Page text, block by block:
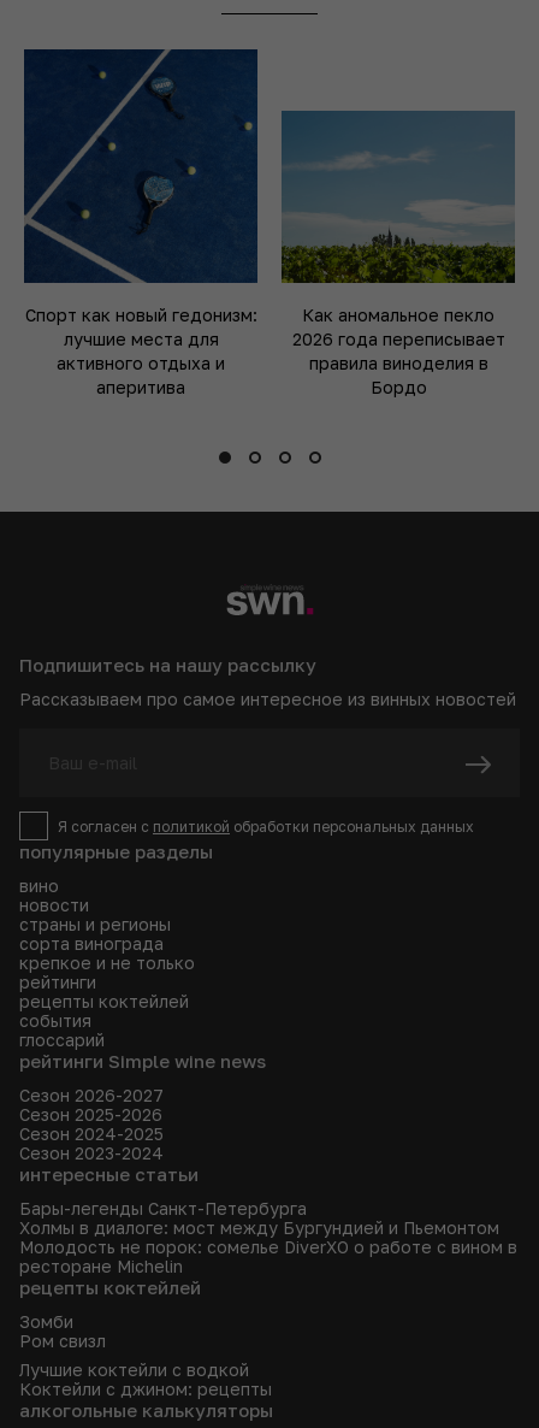
Спорт как новый гедонизм:
лучшие места для
активного отдыха и
аперитива
Как аномальное пекло
2026 года переписывает
правила виноделия в
Бордо
популярные разделы
вино
новости
страны и регионы
сорта винограда
крепкое и не только
рейтинги
рецепты коктейлей
события
глоссарий
рейтинги Simple wine news
Сезон 2026-2027
Сезон 2025-2026
Сезон 2024-2025
Сезон 2023-2024
интересные статьи
Бары-легенды Санкт-Петербурга
Холмы в диалоге: мост между Бургундией и Пьемонтом
Молодость не порок: сомелье DiverXO о работе с вином в
ресторане Michelin
рецепты коктейлей
Зомби
Ром свизл
Лучшие коктейли с водкой
Коктейли с джином: рецепты
алкогольные калькуляторы
Подпишитесь на нашу рассылку
Рассказываем про самое интересное из винных новостей
Я согласен с политикой обработки персональных данных